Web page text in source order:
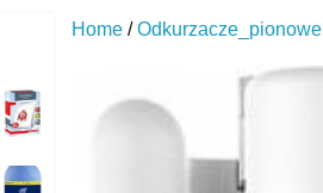
Home /Odkurzacze_pionowe